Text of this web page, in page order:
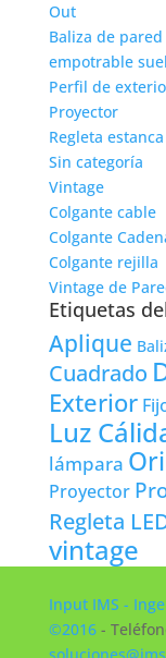
Out
Baliza de pared
empotrable
Perfil de
Proyector
Regleta estanca
Sin categoría
Vintage
Colgante cable
Colgante
Colgante rejilla
Vintage de
Etiquetas
Aplique
Cuadrado
Exterior
Luz
lámpara
Proyector
Regleta
vintage
Input IMS -
©2016-